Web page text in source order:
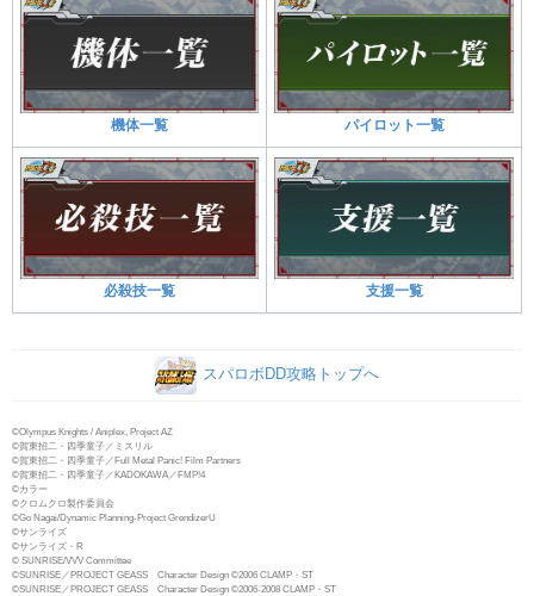
機体一覧 パイロット一覧
必殺技一覧 支援一覧
スパロボDD攻略トップへ
©Olympus Knights / Aniplex, Project AZ
©賀東招二・四季童子／ミスリル
©賀東招二・四季童子／Full Metal Panic! Film Partners
©賀東招二・四季童子／KADOKAWA／FMP!4
©カラー
©クロムクロ製作委員会
©Go Nagai/Dynamic Planning-Project GrendizerU
©サンライズ
©サンライズ・R
© SUNRISE/VVV Committee
©SUNRISE／PROJECT GEASS Character Design ©2006 CLAMP・ST
©SUNRISE／PROJECT GEASS Character Design ©2006-2008 CLAMP・ST